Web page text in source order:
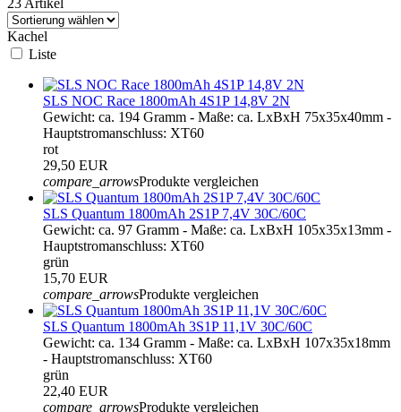
Kachel
Liste
SLS NOC Race 1800mAh 4S1P 14,8V 2N
Gewicht: ca. 194 Gramm - Maße: ca. LxBxH 75x35x40mm -
Hauptstromanschluss: XT60
rot
29,50 EUR
compare_arrowsProdukte vergleichen
SLS Quantum 1800mAh 2S1P 7,4V 30C/60C
Gewicht: ca. 97 Gramm - Maße: ca. LxBxH 105x35x13mm -
Hauptstromanschluss: XT60
grün
15,70 EUR
compare_arrowsProdukte vergleichen
SLS Quantum 1800mAh 3S1P 11,1V 30C/60C
Gewicht: ca. 134 Gramm - Maße: ca. LxBxH 107x35x18mm
- Hauptstromanschluss: XT60
grün
22,40 EUR
compare_arrowsProdukte vergleichen